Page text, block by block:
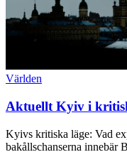
Världen
Aktuellt Kyiv i
Kyivs kritiska läge: Vad
bakållschanserna innebär